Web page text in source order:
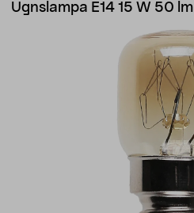
Ugnslampa E14 15 W 50 lm